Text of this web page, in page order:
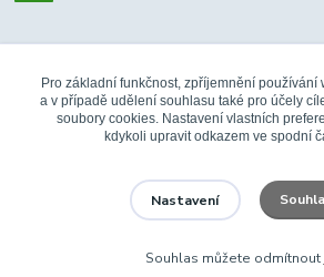
+420 326 748 155
info@fanshopbkboleslav.cz
Pro základní funkčnost, zpříjemnění používání
a v případě udělení souhlasu také pro účely
soubory cookies. Nastavení vlastních
kdykoli upravit odkazem ve spodní
Nastavení
Souhlas můžete odmítnout